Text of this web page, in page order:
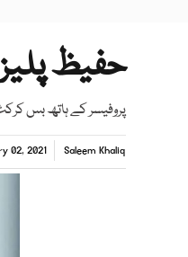
حفیظ پلیز
پروفیسر کے ہاتھ بس
Saleem Khaliq
02, 2021